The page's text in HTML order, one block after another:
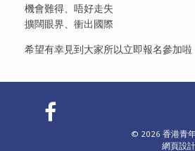
機會難得、唔好走失
擴闊眼界、衝出國際
希望有幸見到大家所以立即報名參加啦
© 2026 香港青
網頁設計